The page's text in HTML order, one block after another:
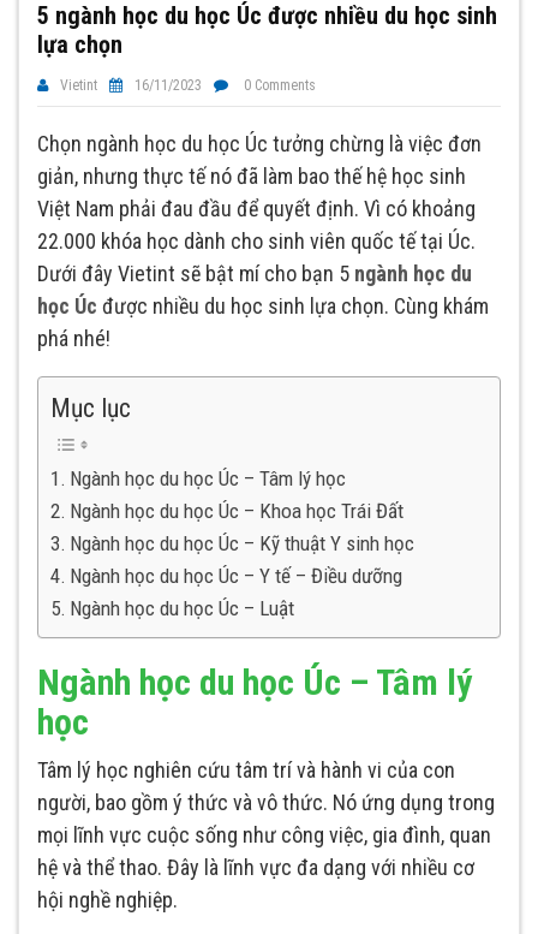
5 ngành học du học Úc được nhiều du học sinh
lựa chọn
Vietint 16/11/2023 0 Comments
Chọn ngành học du học Úc tưởng chừng là việc đơn
giản, nhưng thực tế nó đã làm bao thế hệ học sinh
Việt Nam phải đau đầu để quyết định. Vì có khoảng
22.000 khóa học dành cho sinh viên quốc tế tại Úc.
Dưới đây Vietint sẽ bật mí cho bạn 5 ngành học du
học Úc được nhiều du học sinh lựa chọn. Cùng khám
phá nhé!
Mục lục
Ngành học du học Úc – Tâm lý học
Ngành học du học Úc – Khoa học Trái Đất
Ngành học du học Úc – Kỹ thuật Y sinh học
Ngành học du học Úc – Y tế – Điều dưỡng
Ngành học du học Úc – Luật
Ngành học du học Úc – Tâm lý
học
Tâm lý học nghiên cứu tâm trí và hành vi của con
người, bao gồm ý thức và vô thức. Nó ứng dụng trong
mọi lĩnh vực cuộc sống như công việc, gia đình, quan
hệ và thể thao. Đây là lĩnh vực đa dạng với nhiều cơ
hội nghề nghiệp.